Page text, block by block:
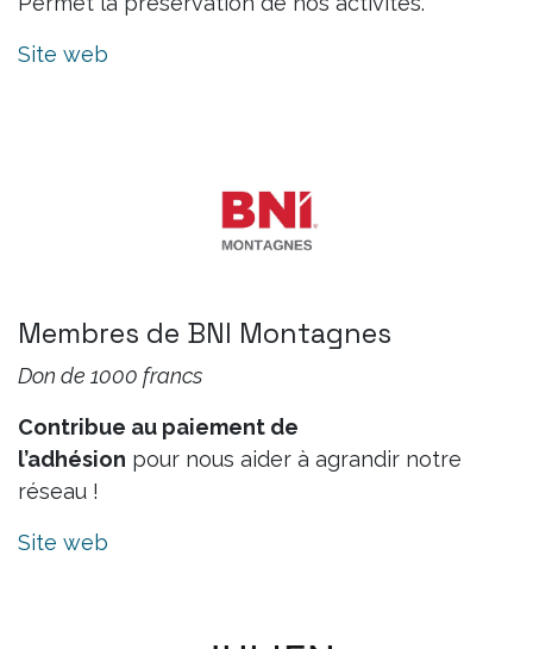
Site web
Membres de BNI Montagnes
Don de 1000 francs
Contribue au paiement de
l’adhésion pour nous aider à agrandir notre
réseau !
Site web